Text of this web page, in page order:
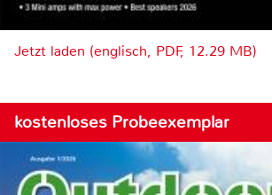
Jetzt laden (englisch, PDF, 12.29 MB)
kostenloses Probeexemplar